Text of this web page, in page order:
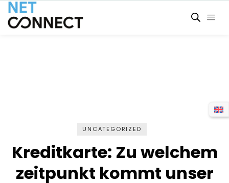
UNCATEGORIZED
Kreditkarte: Zu welchem
zeitpunkt kommt unser